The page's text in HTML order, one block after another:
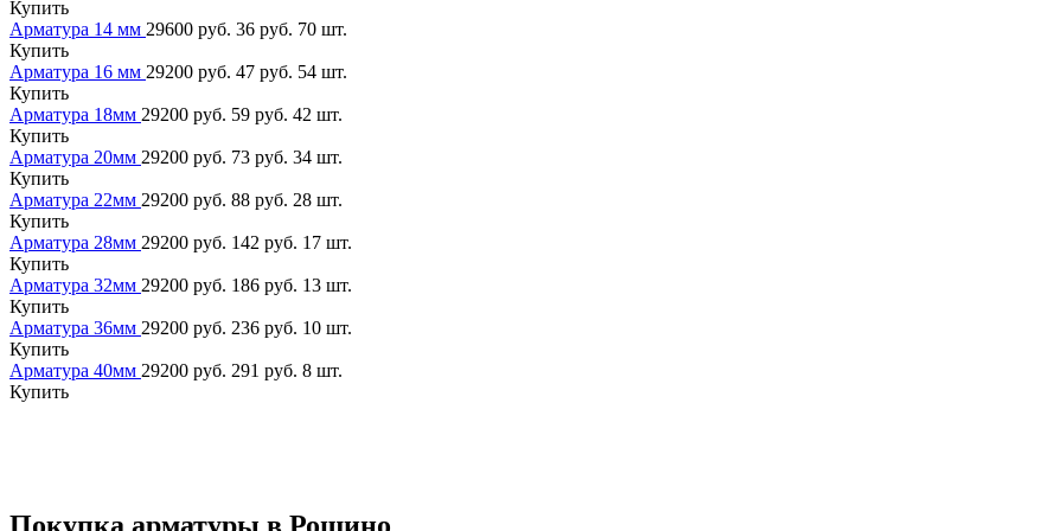
Купить
Арматура 14 мм 29600 руб. 36 руб. 70 шт.
Купить
Арматура 16 мм 29200 руб. 47 руб. 54 шт.
Купить
Арматура 18мм 29200 руб. 59 руб. 42 шт.
Купить
Арматура 20мм 29200 руб. 73 руб. 34 шт.
Купить
Арматура 22мм 29200 руб. 88 руб. 28 шт.
Купить
Арматура 28мм 29200 руб. 142 руб. 17 шт.
Купить
Арматура 32мм 29200 руб. 186 руб. 13 шт.
Купить
Арматура 36мм 29200 руб. 236 руб. 10 шт.
Купить
Арматура 40мм 29200 руб. 291 руб. 8 шт.
Купить
Покупка арматуры в Рощино